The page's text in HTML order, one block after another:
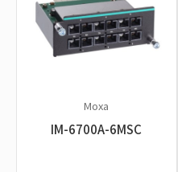
Moxa
IM-6700A-6MSC